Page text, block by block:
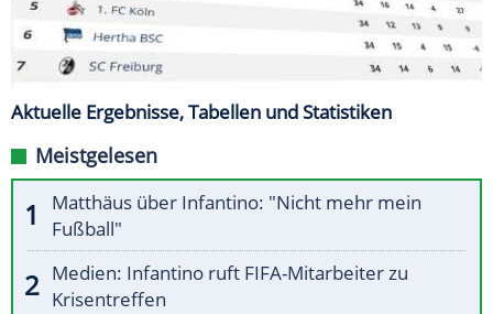
Aktuelle Ergebnisse, Tabellen und Statistiken
Meistgelesen
Matthäus über Infantino: "Nicht mehr mein
Fußball"
Medien: Infantino ruft FIFA-Mitarbeiter zu
Krisentreffen